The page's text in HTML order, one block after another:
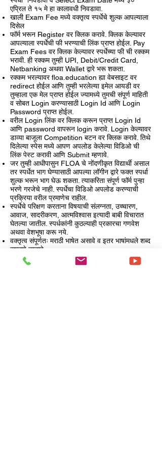
एप्रिल ते १५ मे हा कालावधी निवडावा.
खाली Exam Fee मध्ये वक्तृत्व स्पर्धेचे शुल्क आपल्याला
दिसेल
फॉर्म भरून Register वर क्लिक करावे. क्लिक केल्यावर
आपल्याला स्पर्धेची फी भरण्याची लिंक प्राप्त होईल. Pay
Exam Fees वर क्लिक केल्यावर स्पर्धेच्या फी ची रक्कम
भरावी. ही रक्कम तुम्ही UPI, Debit/Credit Card,
Netbanking अथवा Wallet द्वारे भरू शकता.
​रक्कम भरल्यावर floa.education ह्या वेबसाइट वर
redirect होईल आणि तुम्ही भरलेल्या इमेल आयडी वर
तुम्हाला एक मेल प्राप्त होईल ज्यामध्ये तुमची संपूर्ण माहिती
व सोबत Login करण्यासाठी Login Id आणि Login
Password प्राप्त होईल.
वरील Login लिंक वर क्लिक करून प्राप्त Login Id
आणि password वापरून login करावे. Login केल्यावर
डाव्या बाजूला Competition बटन वर क्लिक करावे. तिथे
दिलेल्या स्पेस मध्ये आपण अपलोड केलेल्या विडिओ ची
लिंक पेस्ट करावी आणि Submit म्हणावे.
जर तुम्ही आधीपासुन FLOA चे नोंदणीकृत विद्यार्थी असाल
तर स्पर्धेत भाग घेण्यासाठी आपल्या लॉगीन द्वारे फक्त स्पर्धा
शुल्क भरून भाग घेऊ शकता. त्याकरिता संपूर्ण फॉर्म पुन्हा
भरणे गरजेचे नाही. स्पर्धेचा विडिओ अपलोड करण्याची
प्रक्रिया वरील प्रमाणेच राहील.
स्पर्धेचे परिक्षण करताना विषयाची संलग्नता, उच्चारण,
आवाज, सादरीकरण, आत्मविश्वास इत्यादी बाबी विचारात
घेतल्या जातील. स्पर्धकांनी कुठल्याही प्रकारचा गणवेश
अथवा वेशभूषा करू नये.
वक्तृत्व संपूर्णतः मराठी भाषेत असावे व इतर भाषांमधले शब्द
वापरणे टाळावे.